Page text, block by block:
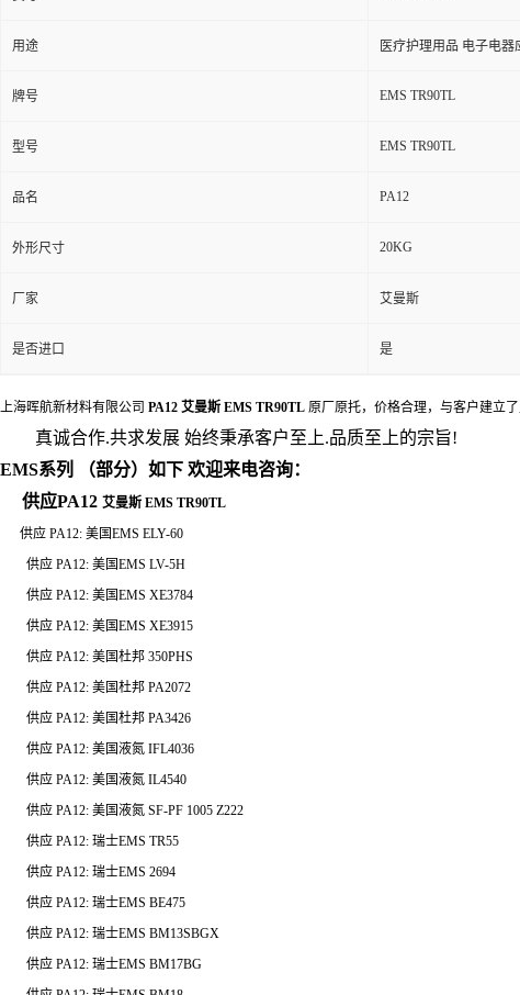
用途 医疗护理用品 电子电器
牌号 EMS TR90TL
型号 EMS TR90TL
品名 PA12
外形尺寸 20KG
厂家 艾曼斯
是否进口 是
上海晖航新材料有限公司 PA12 艾曼斯 EMS TR90TL 原厂原托，价格合理，与客户建立
真诚合作.共求发展 始终秉承客户至上.品质至上的宗旨!
EMS系列 （部分）如下 欢迎来电咨询：
供应PA12 艾曼斯 EMS TR90TL
供应 PA12: 美国EMS ELY-60
供应 PA12: 美国EMS LV-5H
供应 PA12: 美国EMS XE3784
供应 PA12: 美国EMS XE3915
供应 PA12: 美国杜邦 350PHS
供应 PA12: 美国杜邦 PA2072
供应 PA12: 美国杜邦 PA3426
供应 PA12: 美国液氮 IFL4036
供应 PA12: 美国液氮 IL4540
供应 PA12: 美国液氮 SF-PF 1005 Z222
供应 PA12: 瑞士EMS TR55
供应 PA12: 瑞士EMS 2694
供应 PA12: 瑞士EMS BE475
供应 PA12: 瑞士EMS BM13SBGX
供应 PA12: 瑞士EMS BM17BG